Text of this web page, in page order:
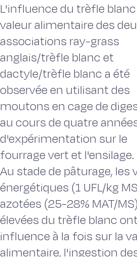
L'influence du trèfle
valeur alimentaire des
associations ray-grass
anglais/trèfle blanc et
dactyle/trèfle blanc a été
observée en utilisant des
moutons en cage de
au cours de quatre
d'expérimentation sur le
fourrage vert et l'ensilage.
Au stade de pâturage, les
énergétiques (1 UFL/kg
azotées (25-28% MAT/MS)
élevées du trèfle blanc
influence à la fois sur la
alimentaire, l'ingestion